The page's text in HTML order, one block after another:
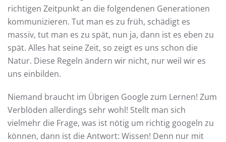
richtigen Zeitpunkt an die folgendenen Generationen
kommunizieren. Tut man es zu früh, schädigt es
massiv, tut man es zu spät, nun ja, dann ist es eben zu
spät. Alles hat seine Zeit, so zeigt es uns schon die
Natur. Diese Regeln ändern wir nicht, nur weil wir es
uns einbilden.
Niemand braucht im Übrigen Google zum Lernen! Zum
Verblöden allerdings sehr wohl! Stellt man sich
vielmehr die Frage, was ist nötig um richtig googeln zu
können, dann ist die Antwort: Wissen! Denn nur mit